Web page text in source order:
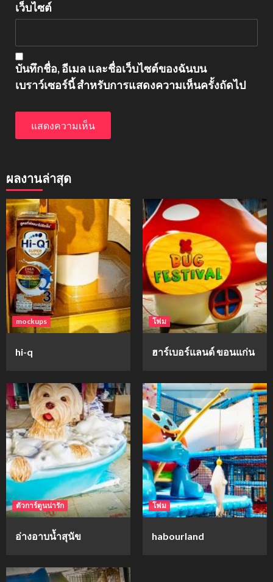
เว็บไซต์
บันทึกชื่อ, อีเมล และชื่อเว็บไซต์ของฉันบน
เบราว์เซอร์นี้ สำหรับการแสดงความเห็นครั้งถัดไป
ผลงานล่าสุด
mockups
hi-q
โฟม
ฮาร์เบอร์แลนด์ ขอนแก่น
ตัวการ์ตูนน่ารัก
อ่างอาบน้ำสุนัข
โฟม
habourland